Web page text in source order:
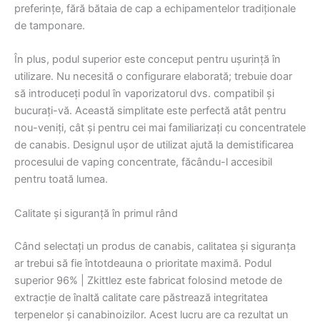
preferințe, fără bătaia de cap a echipamentelor tradiționale
de tamponare.
În plus, podul superior este conceput pentru ușurință în
utilizare. Nu necesită o configurare elaborată; trebuie doar
să introduceți podul în vaporizatorul dvs. compatibil și
bucurați-vă. Această simplitate este perfectă atât pentru
nou-veniți, cât și pentru cei mai familiarizați cu concentratele
de canabis. Designul ușor de utilizat ajută la demistificarea
procesului de vaping concentrate, făcându-l accesibil
pentru toată lumea.
Calitate și siguranță în primul rând
Când selectați un produs de canabis, calitatea și siguranța
ar trebui să fie întotdeauna o prioritate maximă. Podul
superior 96% | Zkittlez este fabricat folosind metode de
extracție de înaltă calitate care păstrează integritatea
terpenelor și canabinoizilor. Acest lucru are ca rezultat un